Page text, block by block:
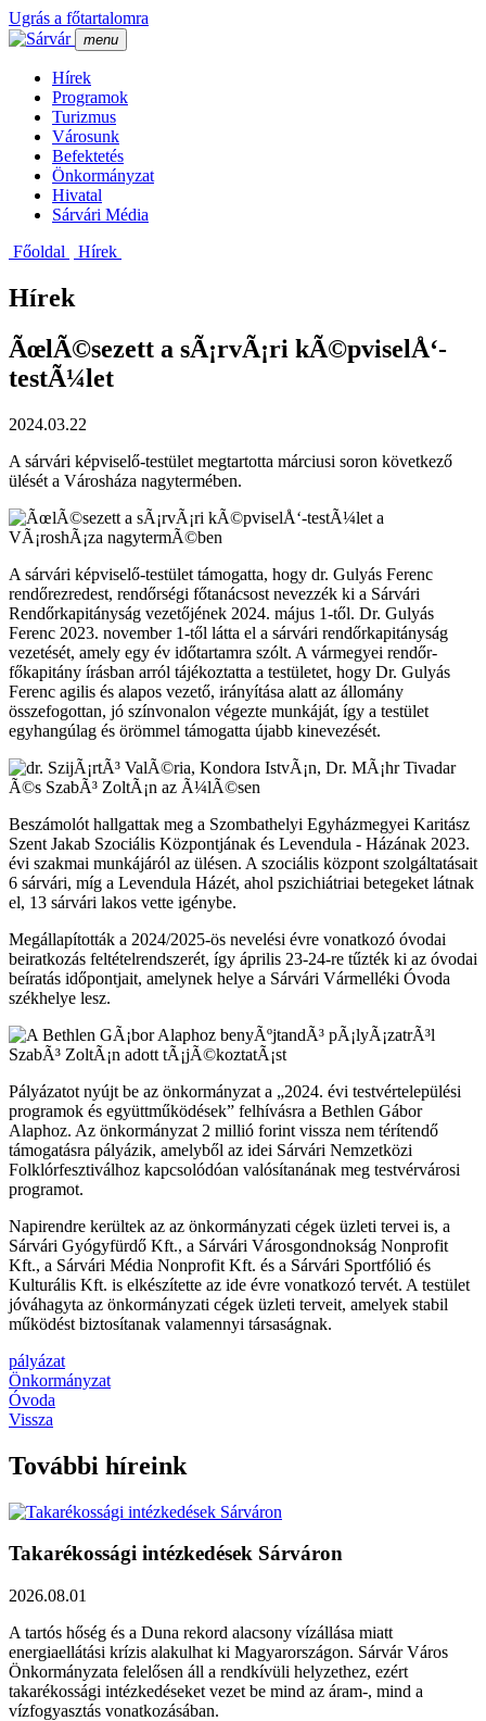
Ugrás a főtartalomra
menu
Hí­rek
Programok
Turizmus
Városunk
Befektetés
Önkormányzat
Hivatal
Sárvári Média
Főoldal
Hí­rek
Hírek
ÃœlÃ©sezett a sÃ¡rvÃ¡ri kÃ©pviselÅ‘-
testÃ¼let
2024.03.22
A sárvári képviselő-testület megtartotta márciusi soron következő
ülését a Városháza nagytermében.
A sárvári képviselő-testület támogatta, hogy dr. Gulyás Ferenc
rendőrezredest, rendőrségi főtanácsost nevezzék ki a Sárvári
Rendőrkapitányság vezetőjének 2024. május 1-től. Dr. Gulyás
Ferenc 2023. november 1-től látta el a sárvári rendőrkapitányság
vezetését, amely egy év időtartamra szólt. A vármegyei rendőr-
főkapitány írásban arról tájékoztatta a testületet, hogy Dr. Gulyás
Ferenc agilis és alapos vezető, irányítása alatt az állomány
összefogottan, jó színvonalon végezte munkáját, így a testület
egyhangúlag és örömmel támogatta újabb kinevezését.
Beszámolót hallgattak meg a Szombathelyi Egyházmegyei Karitász
Szent Jakab Szociális Központjának és Levendula - Házának 2023.
évi szakmai munkájáról az ülésen. A szociális központ szolgáltatásait
6 sárvári, míg a Levendula Házét, ahol pszichiátriai betegeket látnak
el, 13 sárvári lakos vette igénybe.
Megállapították a 2024/2025-ös nevelési évre vonatkozó óvodai
beiratkozás feltételrendszerét, így április 23-24-re tűzték ki az óvodai
beíratás időpontjait, amelynek helye a Sárvári Vármelléki Óvoda
székhelye lesz.
Pályázatot nyújt be az önkormányzat a „2024. évi testvértelepülési
programok és együttműködések” felhívásra a Bethlen Gábor
Alaphoz. Az önkormányzat 2 millió forint vissza nem térítendő
támogatásra pályázik, amelyből az idei Sárvári Nemzetközi
Folklórfesztiválhoz kapcsolódóan valósítanának meg testvérvárosi
programot.
Napirendre kerültek az az önkormányzati cégek üzleti tervei is, a
Sárvári Gyógyfürdő Kft., a Sárvári Városgondnokság Nonprofit
Kft., a Sárvári Média Nonprofit Kft. és a Sárvári Sportfólió és
Kulturális Kft. is elkészítette az ide évre vonatkozó tervét. A testület
jóváhagyta az önkormányzati cégek üzleti terveit, amelyek stabil
működést biztosítanak valamennyi társaságnak.
pályázat
Önkormányzat
Óvoda
Vissza
További híreink
Takarékossági intézkedések Sárváron
2026.08.01
A tartós hőség és a Duna rekord alacsony vízállása miatt
energiaellátási krízis alakulhat ki Magyarországon. Sárvár Város
Önkormányzata felelősen áll a rendkívüli helyzethez, ezért
takarékossági intézkedéseket vezet be mind az áram-, mind a
vízfogyasztás vonatkozásában.